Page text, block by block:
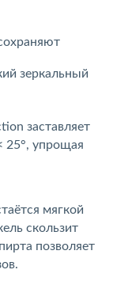
зеркальный
заставляет
25°, упрощая
мягкой
скользит
позволяет